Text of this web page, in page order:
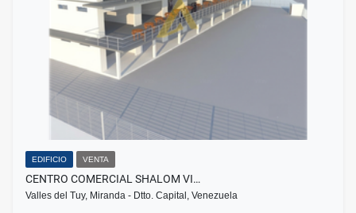
EDIFICIO VENTA
CENTRO COMERCIAL SHALOM VI…
Valles del Tuy, Miranda - Dtto. Capital, Venezuela